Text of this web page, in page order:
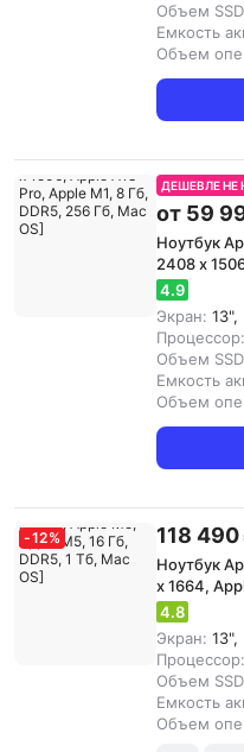
Объем
Емкость
Объем
ДЕШЕВЛЕ НЕ
от 59
Ноутбук
2408 x
DDR5, 256
4.9
Экран: 13",
Процессор:
Объем
Емкость
Объем
-12% 118 490
Ноутбук
x 1664,
Mac OS]
4.8
Экран: 13",
Процессор:
Объем
Емкость
Объем